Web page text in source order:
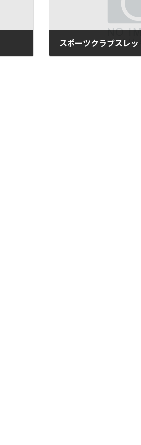
スポーツクラブスレッ